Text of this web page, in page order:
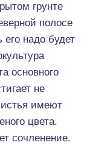
грунте
полосе
надо будет
основного
не
имеют
цвета.
сочленение.